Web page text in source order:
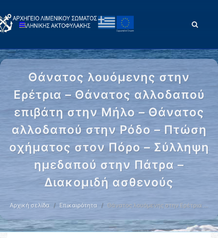
Θάνατος λουόμενης στην
Ερέτρια – Θάνατος αλλοδαπού
επιβάτη στην Μήλο – Θάνατος
αλλοδαπού στην Ρόδο – Πτώση
οχήματος στον Πόρο – Σύλληψη
ημεδαπού στην Πάτρα –
Διακομιδή ασθενούς
Αρχική σελίδα Επικαιρότητα Θάνατος λουόμενης στην Ερέτρια …